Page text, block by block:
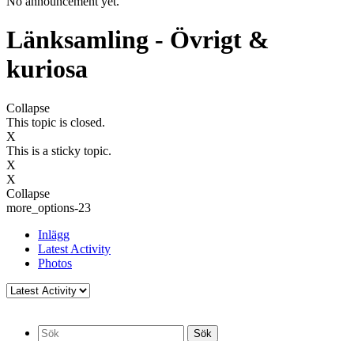
Länksamling - Övrigt &
kuriosa
Collapse
This topic is closed.
X
This is a sticky topic.
X
X
Collapse
more_options-23
Inlägg
Latest Activity
Photos
Sök